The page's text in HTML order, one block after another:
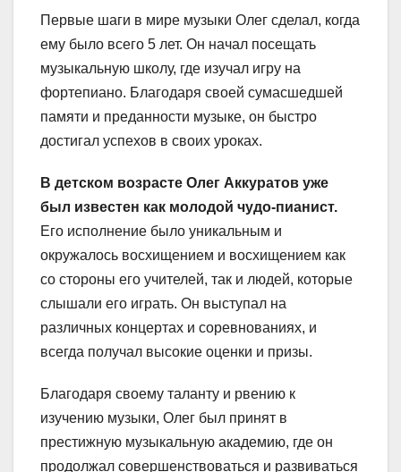
Первые шаги в мире музыки Олег сделал, когда
ему было всего 5 лет. Он начал посещать
музыкальную школу, где изучал игру на
фортепиано. Благодаря своей сумасшедшей
памяти и преданности музыке, он быстро
достигал успехов в своих уроках.
В детском возрасте Олег Аккуратов уже
был известен как молодой чудо-пианист.
Его исполнение было уникальным и
окружалось восхищением и восхищением как
со стороны его учителей, так и людей, которые
слышали его играть. Он выступал на
различных концертах и соревнованиях, и
всегда получал высокие оценки и призы.
Благодаря своему таланту и рвению к
изучению музыки, Олег был принят в
престижную музыкальную академию, где он
продолжал совершенствоваться и развиваться